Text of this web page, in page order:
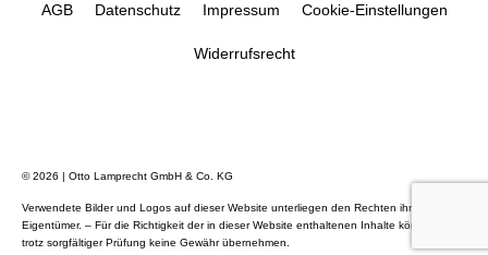
AGB Datenschutz Impressum Cookie-Einstellungen
Widerrufsrecht
© 2026 | Otto Lamprecht GmbH & Co. KG
Verwendete Bilder und Logos auf dieser Website unterliegen den Rechten ihrer
Eigentümer. – Für die Richtigkeit der in dieser Website enthaltenen Inhalte können wir
trotz sorgfältiger Prüfung keine Gewähr übernehmen.